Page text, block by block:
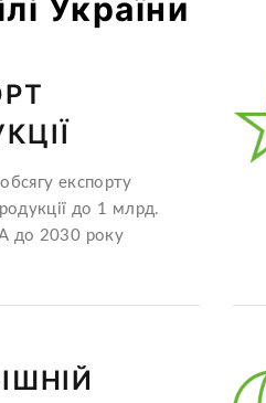
України
експорту
до 1 млрд.
до 2030 року